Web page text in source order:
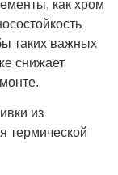
как хром
таких важных
снижает
из
термической